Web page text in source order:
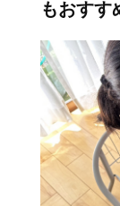
もおすす